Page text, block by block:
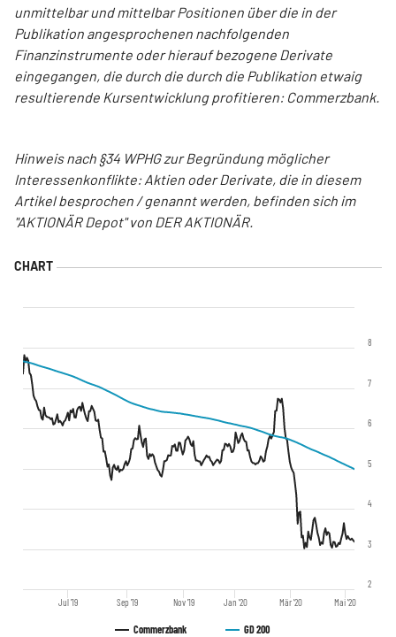
unmittelbar und mittelbar Positionen über die in der
Publikation angesprochenen nachfolgenden
Finanzinstrumente oder hierauf bezogene Derivate
eingegangen, die durch die durch die Publikation etwaig
resultierende Kursentwicklung profitieren: Commerzbank.
Hinweis nach §34 WPHG zur Begründung möglicher
Interessenkonflikte: Aktien oder Derivate, die in diesem
Artikel besprochen / genannt werden, befinden sich im
"AKTIONÄR Depot" von DER AKTIONÄR.
Commerzbank GD 200
Jul '19 Sep '19 Nov '19 Jan '20 Mär '20 Mai '20
2
3
4
5
6
7
8